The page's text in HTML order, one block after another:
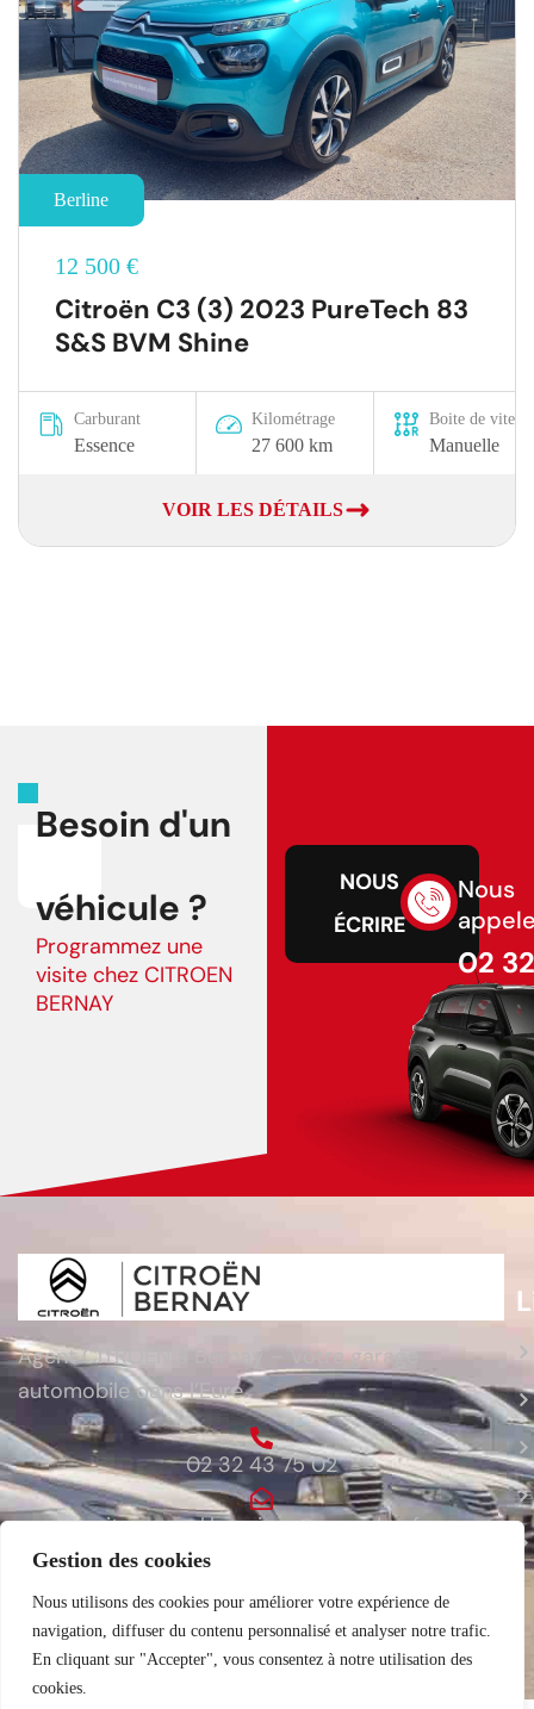
Gestion des cookies
Nous utilisons des cookies pour améliorer votre expérience de
navigation, diffuser du contenu personnalisé et analyser notre trafic.
En cliquant sur "Accepter", vous consentez à notre utilisation des
cookies.
Berline
12 500 €
Citroën C3 (3) 2023 PureTech 83
S&S BVM Shine
Carburant
Essence
Kilométrage
27 600 km
Boite de vitesse
Manuelle
VOIR LES DÉTAILS
Besoin d'un
véhicule ?
Programmez une
visite chez CITROEN
BERNAY
NOUS
ÉCRIRE
Nous
02 32
43 75
02
Agent CITROËN à Bernay – Votre garage
automobile dans l’Eure.
02 32 43 75 02
citroen.sarl.lauvriere@wanadoo.fr